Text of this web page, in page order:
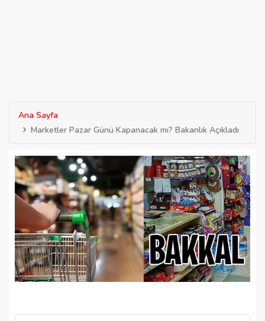
Ana Sayfa
Marketler Pazar Günü Kapanacak mı? Bakanlık Açıkladı